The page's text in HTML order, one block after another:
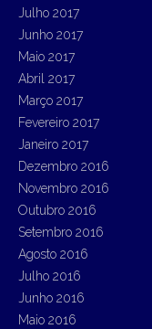
Julho 2017
Junho 2017
Maio 2017
Abril 2017
Março 2017
Fevereiro 2017
Janeiro 2017
Dezembro 2016
Novembro 2016
Outubro 2016
Setembro 2016
Agosto 2016
Julho 2016
Junho 2016
Maio 2016